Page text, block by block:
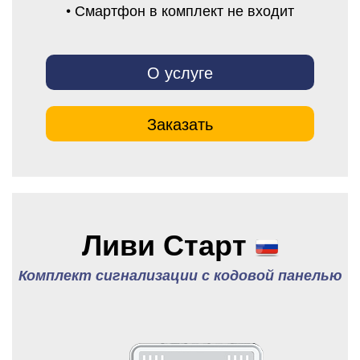
• Смартфон в комплект не входит
О услуге
Заказать
Ливи Старт
Комплект сигнализации с кодовой панелью